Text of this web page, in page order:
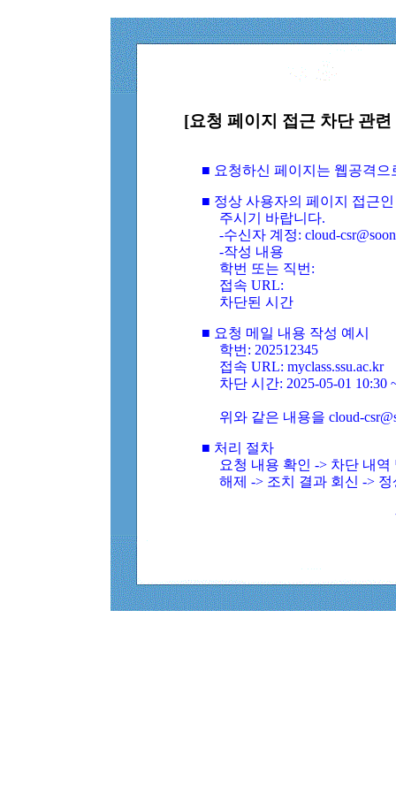
[요청 페이지 접근 차단 관
■ 요청하신 페이지는 웹공격
■ 정상 사용자의 페이지 접근
주시기 바랍니다.
-수신자 계정: cloud-
-작성 내용
학번 또는 직번:
접속 URL:
차단된 시간
■ 요청 메일 내용 작성 예시
학번: 202512345
접속 URL: myclass.ssu.ac.kr
차단 시간: 2025-05-01 10:30
위와 같은 내용을 cloud-
■ 처리 절차
요청 내용 확인 -> 차단 내
해제 -> 조치 결과 회신 ->